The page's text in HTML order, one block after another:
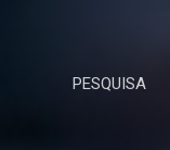
PESQUISA